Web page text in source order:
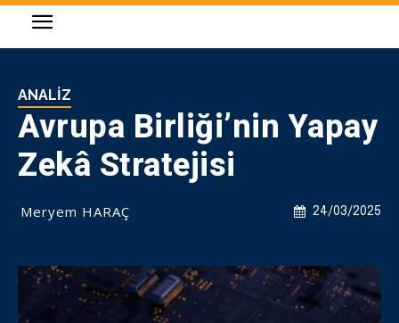
ANALIZ
Avrupa Birliği’nin Yapay
Zekâ Stratejisi
24/03/2025
Meryem HARAÇ